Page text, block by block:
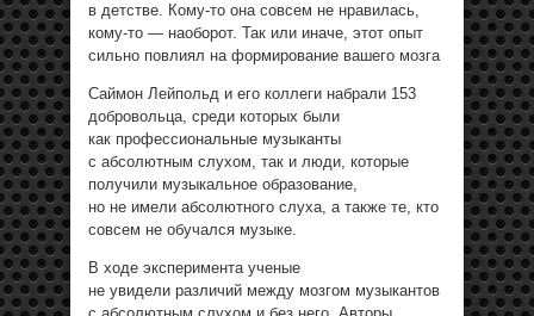
в детстве. Кому-то она совсем не нравилась,
кому-то — наоборот. Так или иначе, этот опыт
сильно повлиял на формирование вашего мозга
Саймон Лейпольд и его коллеги набрали 153
добровольца, среди которых были
как профессиональные музыканты
с абсолютным слухом, так и люди, которые
получили музыкальное образование,
но не имели абсолютного слуха, а также те, кто
совсем не обучался музыке.
В ходе эксперимента ученые
не увидели различий между мозгом музыкантов